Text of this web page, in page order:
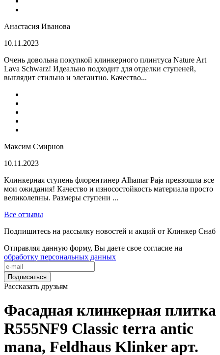
Анастасия Иванова
10.11.2023
Очень довольна покупкой клинкерного плинтуса Nature Art
Lava Schwarz! Идеально подходит для отделки ступеней,
выглядит стильно и элегантно. Качество...
Максим Смирнов
10.11.2023
Клинкерная ступень флорентинер Alhamar Paja превзошла все
мои ожидания! Качество и износостойкость материала просто
великолепны. Размеры ступени ...
Все отзывы
Подпишитесь на рассылку новостей и акций от Клинкер Снаб
Отправляя данную форму, Вы даете свое согласие на
обработку персональных данных
Подписаться
Рассказать друзьям
Фасадная клинкерная плитка
R555NF9 Classic terra antic
mana, Feldhaus Klinker арт.